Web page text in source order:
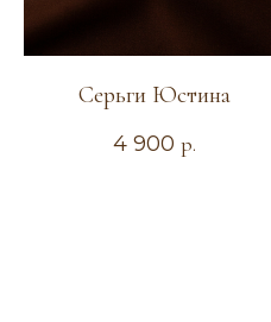
Серьги Юстина
4 900 р.